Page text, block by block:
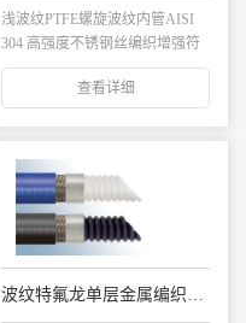
浅波纹PTFE螺旋波纹内管AISI
304 高强度不锈钢丝编织增强符
合F...
查看详细
波纹特氟龙单层金属编织管-EPDM外层 TC1E/TC1EA